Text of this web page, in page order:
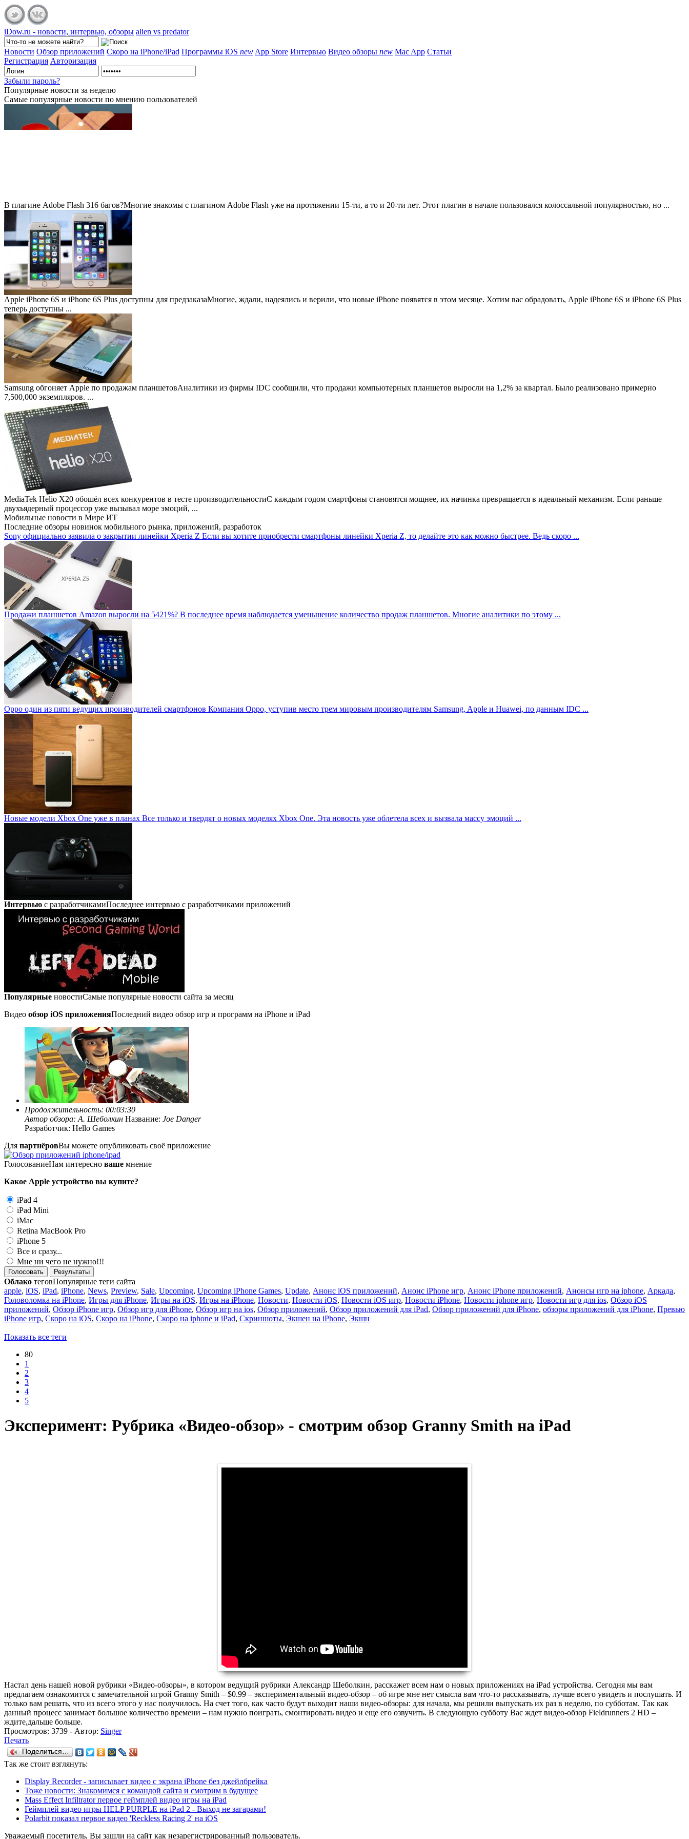
iDow.ru - новости, интервью, обзоры alien vs predator
Новости Обзор приложений Скоро на iPhone/iPad Программы iOS new App Store Интервью Видео обзоры new Mac App Статьи
Регистрация Авторизация
Забыли пароль?
Популярные новости за неделю
Самые популярные новости по мнению пользователей
В плагине Adobe Flash 316 багов?Многие знакомы с плагином Adobe Flash уже на протяжении 15-ти, а то и 20-ти лет. Этот плагин в начале пользовался колоссальной популярностью, но ...
Apple iPhone 6S и iPhone 6S Plus доступны для предзаказаМногие, ждали, надеялись и верили, что новые iPhone появятся в этом месяце. Хотим вас обрадовать, Apple iPhone 6S и iPhone 6S Plus
теперь доступны ...
Samsung обгоняет Apple по продажам планшетовАналитики из фирмы IDC сообщили, что продажи компьютерных планшетов выросли на 1,2% за квартал. Было реализовано примерно
7,500,000 экземпляров. ...
MediaTek Helio X20 обошёл всех конкурентов в тесте производительностиС каждым годом смартфоны становятся мощнее, их начинка превращается в идеальный механизм. Если раньше
двухъядерный процессор уже вызывал море эмоций, ...
Мобильные новости в Мире ИТ
Последние обзоры новинок мобильного рынка, приложений, разработок
Sony официально заявила о закрытии линейки Xperia Z Если вы хотите приобрести смартфоны линейки Xperia Z, то делайте это как можно быстрее. Ведь скоро ...
Продажи планшетов Amazon выросли на 5421%? В последнее время наблюдается уменьшение количество продаж планшетов. Многие аналитики по этому ...
Oppo один из пяти ведущих производителей смартфонов Компания Oppo, уступив место трем мировым производителям Samsung, Apple и Huawei, по данным IDC ...
Новые модели Xbox One уже в планах Все только и твердят о новых моделях Xbox One. Эта новость уже облетела всех и вызвала массу эмоций ...
Интервью с разработчикамиПоследнее интервью с разработчиками приложений
Популярные новостиСамые популярные новости сайта за месяц
Видео обзор iOS приложенияПоследний видео обзор игр и программ на iPhone и iPad
Продолжительность: 00:03:30
Автор обзора: А. Шеболкин Название: Joe Danger
Разработчик: Hello Games
Для партнёровВы можете опубликовать своё приложение
ГолосованиеНам интересно ваше мнение
Какое Apple устройство вы купите?
iPad 4
iPad Mini
iMac
Retina MacBook Pro
iPhone 5
Все и сразу...
Мне ни чего не нужно!!!
Голосовать Результаты
Облако теговПопулярные теги сайта
apple, iOS, iPad, iPhone, News, Preview, Sale, Upcoming, Upcoming iPhone Games, Update, Анонс iOS приложений, Анонс iPhone игр, Анонс iPhone приложений, Анонсы игр на iphone, Аркада,
Головоломка на iPhone, Игры для iPhone, Игры на iOS, Игры на iPhone, Новости, Новости iOS, Новости iOS игр, Новости iPhone, Новости iphone игр, Новости игр для ios, Обзор iOS
приложений, Обзор iPhone игр, Обзор игр для iPhone, Обзор игр на ios, Обзор приложений, Обзор приложений для iPad, Обзор приложений для iPhone, обзоры приложений для iPhone, Превью
iPhone игр, Скоро на iOS, Скоро на iPhone, Скоро на iphone и iPad, Скриншоты, Экшен на iPhone, Экшн
Показать все теги
80
1
2
3
4
5
Эксперимент: Рубрика «Видео-обзор» - смотрим обзор Granny Smith на iPad
Настал день нашей новой рубрики «Видео-обзоры», в котором ведущий рубрики Александр Шеболкин, расскажет всем нам о новых приложениях на iPad устройства. Сегодня мы вам
предлагаем ознакомится с замечательной игрой Granny Smith – $0.99 – экспериментальный видео-обзор – об игре мне нет смысла вам что-то рассказывать, лучше всего увидеть и послушать. И
только вам решать, что из всего этого у нас получилось. На счет того, как часто будут выходит наши видео-обзоры: для начала, мы решили выпускать их раз в неделю, по субботам. Так как
данный процесс занимает большое количество времени – нам нужно поиграть, смонтировать видео и еще его озвучить. В следующую субботу Вас ждет видео-обзор Fieldrunners 2 HD –
ждите,дальше больше.
Просмотров: 3739 - Автор: Singer
Печать
Поделиться…
Так же стоит взглянуть:
Display Recorder - записывает видео с экрана iPhone без джейлбрейка
Тоже новости: Знакомимся с командой сайта и смотрим в будущее
Mass Effect Infiltrator первое геймплей видео игры на iPad
Геймплей видео игры HELP PURPLE на iPad 2 - Выход не загарами!
Polarbit показал первое видео 'Reckless Racing 2' на iOS
Уважаемый посетитель, Вы зашли на сайт как незарегистрированный пользователь.